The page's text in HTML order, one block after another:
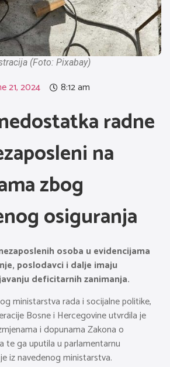
(Foto: Pixabay)
21, 2024 8:12 am
radne
na
zbog
osiguranja
osoba u evidencijama
poslodavci i dalje imaju
deficitarnih zanimanja.
ministarstva rada i socijalne politike,
Bosne i Hercegovine utvrdila je
i dopunama Zakona o
te ga uputila u parlamentarnu
iz navedenog ministarstva.